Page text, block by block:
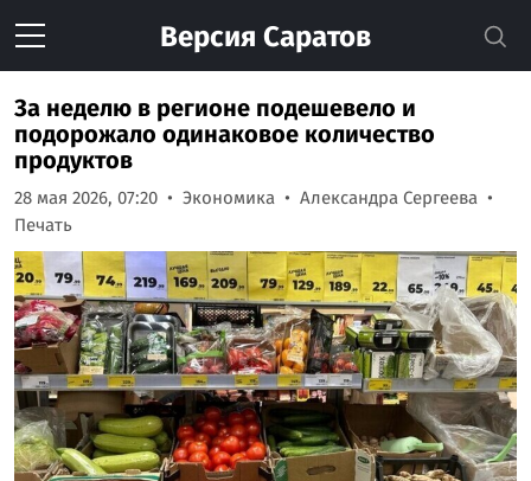
Версия Саратов
За неделю в регионе подешевело и
подорожало одинаковое количество
продуктов
28 мая 2026, 07:20 Экономика
Александра Сергеева
Печать